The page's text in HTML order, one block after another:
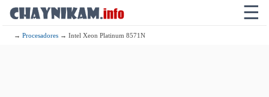
☰
→Procesadores → Intel Xeon Platinum 8571N